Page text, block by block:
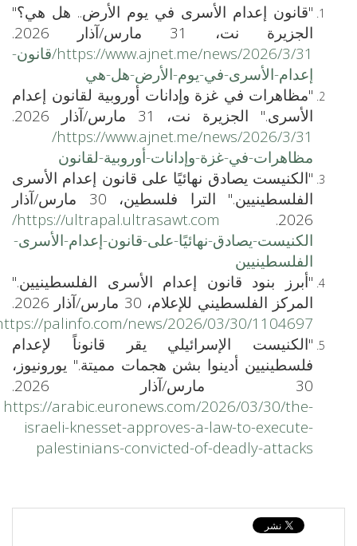
"قانون إعدام الأسرى في يوم الأرض.. هل هي؟"
الجزيرة نت، 31 مارس/آذار 2026.
https://www.ajnet.me/news/2026/3/31/قانون-
إعدام-الأسرى-في-يوم-الأرض-هل-هي
"مظاهرات في غزة وإدانات أوروبية لقانون إعدام
الأسرى." الجزيرة نت، 31 مارس/آذار 2026.
https://www.ajnet.me/news/2026/3/31/
مظاهرات-في-غزة-وإدانات-أوروبية-لقانون
"الكنيست يصادق نهائيًا على قانون إعدام الأسرى
الفلسطينيين." الترا فلسطين، 30 مارس/آذار
2026.
https://ultrapal.ultrasawt.com/
الكنيست-يصادق-نهائيًا-على-قانون-إعدام-الأسرى-
الفلسطينيين
"أبرز بنود قانون إعدام الأسرى الفلسطينيين."
المركز الفلسطيني للإعلام، 30 مارس/آذار 2026.
palinfo.com/news/2026/03/30/1104697
"الكنيست الإسرائيلي يقر قانوناً لإعدام
فلسطينيين أدينوا بشن هجمات مميتة." يورونيوز،
30 مارس/آذار 2026.
https://arabic.euronews.com/2026/03/30/the-
israeli-knesset-approves-a-law-to-execute-
palestinians-convicted-of-deadly-attacks